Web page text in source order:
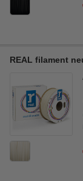
REAL filament